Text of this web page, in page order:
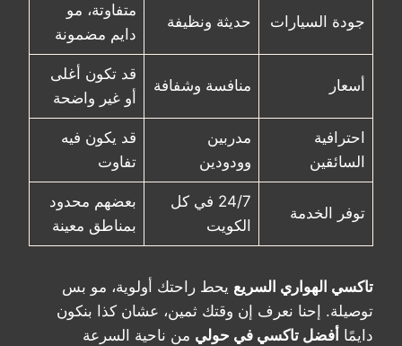
جودة السيارات حديثة ونظيفة
متفاوتة، مو
دايم مضمونة
أسعار منافسة وشفافة
قد تكون أغلى
أو غير واضحة
احترافية
السائقين
مدربين
وودودين
قد يكون فيه
تفاوت
توفر الخدمة
24/7 في كل
الكويت
بعضهم محدود
بمناطق معينة
تاكسي الهواري السريع يحط راحتك أولوية، مو بس
توصيلة. إحنا نعرف إن وقتك ثمين، عشان كذا بنكون
دايمًا أفضل تاكسي في حولي من ناحية السرعة